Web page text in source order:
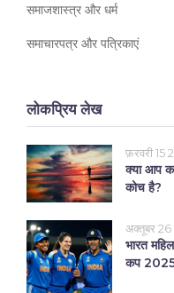
समाजशास्त्र और धर्म
समाचारपत्र और पत्रिकाएं
लोकप्रिय लेख
फ़रवरी 15
क्या आप
कोच है?
अक्तूबर
भारत
कप 2025